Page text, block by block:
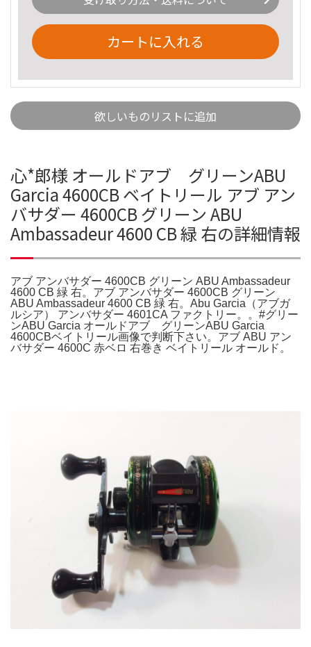
カートに入れる
欲しいものリストに追加
心*郎様 オールドアブ グリーンABU
Garcia 4600CB ベイトリール アブ アン
バサダー 4600CB グリーン ABU
Ambassadeur 4600 CB 緑 右の詳細情報
アブ アンバサダー 4600CB グリーン ABU Ambassadeur
4600 CB 緑 右。アブ アンバサダー 4600CB グリーン
ABU Ambassadeur 4600 CB 緑 右。Abu Garcia（アブガ
ルシア） アンバサダー 4601CA ファクトリー。。#グリー
ンABU Garcia オールドアブ グリーンABU Garcia
4600CBベイトリール画像で判断下さい。アブ ABU アン
バサダー 4600C 赤ベロ 右巻き ベイトリール オールド。